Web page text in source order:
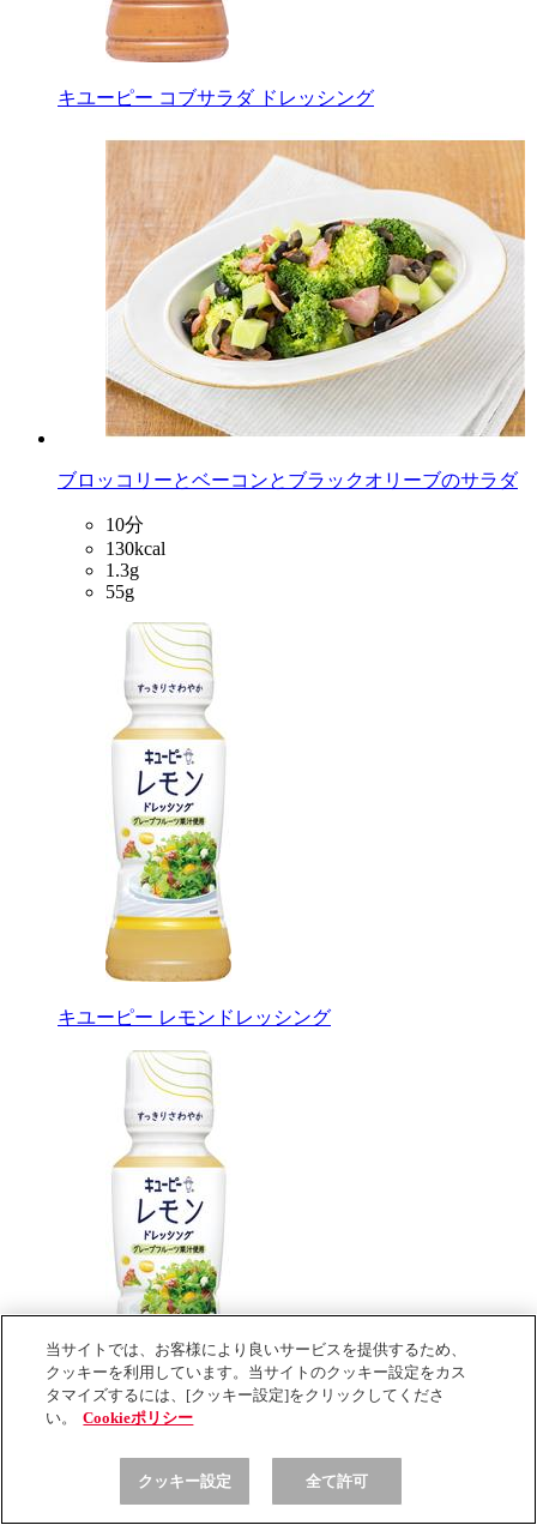
キユーピー コブサラダ ドレッシング
ブロッコリーとベーコンとブラックオリーブのサラダ
10分
130kcal
1.3g
55g
キユーピー レモンドレッシング
当サイトでは、お客様により良いサービスを提供するため、
クッキーを利用しています。当サイトのクッキー設定をカス
タマイズするには、[クッキー設定]をクリックしてくださ
い。
Cookieポリシー
クッキー設定 全て許可